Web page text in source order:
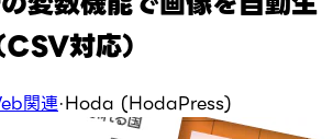
対応）
関連·Hoda (HodaPress)